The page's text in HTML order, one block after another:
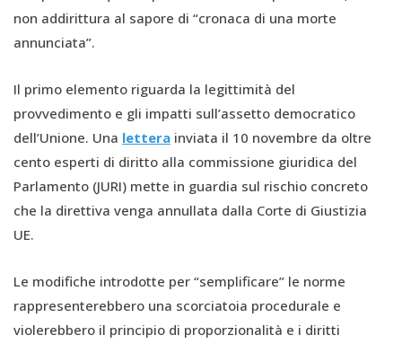
non addirittura al sapore di “cronaca di una morte
annunciata”.
Il primo elemento riguarda la legittimità del
provvedimento e gli impatti sull’assetto democratico
dell’Unione. Una lettera inviata il 10 novembre da oltre
cento esperti di diritto alla commissione giuridica del
Parlamento (JURI) mette in guardia sul rischio concreto
che la direttiva venga annullata dalla Corte di Giustizia
UE.
Le modifiche introdotte per “semplificare” le norme
rappresenterebbero una scorciatoia procedurale e
violerebbero il principio di proporzionalità e i diritti